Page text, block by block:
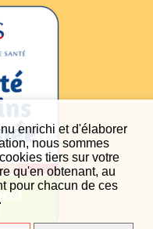
enrichi et d'élaborer
nous sommes
tiers sur votre
qu'en obtenant, au
pour chacun de ces